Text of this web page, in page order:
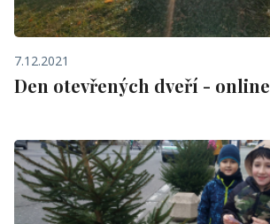
7.12.2021
Den otevřených dveří - online